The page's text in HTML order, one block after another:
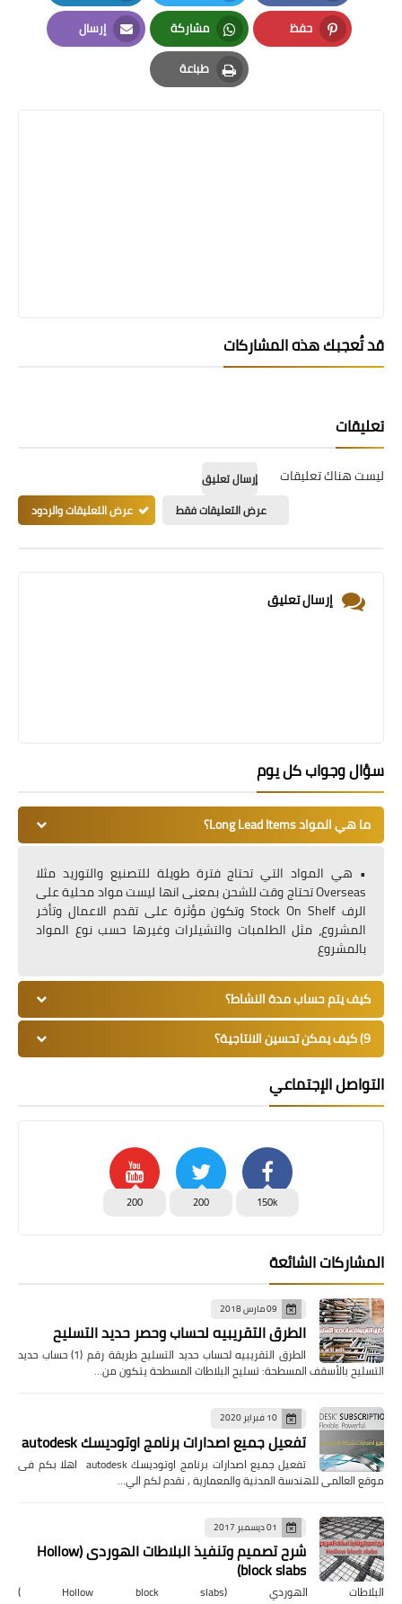
Facebook
Twitter
LinkedIn
حفظ
Pinterest
مشاركة
Whatsapp
إرسال
Email
طباعة
Print
قد تُعجبك هذه المشاركات
تعليقات
ليست هناك تعليقات
إرسال تعليق
عرض التعليقات فقط
عرض التعليقات والردود
إرسال تعليق
سؤال وجواب كل يوم
ما هي المواد Long Lead Items؟
• هي المواد التي تحتاج فترة طويلة للتصنيع والتوريد مثلا
Overseas تحتاج وقت للشحن بمعنى انها ليست مواد محلية على
الرف Stock On Shelf وتكون مؤثرة على تقدم الاعمال وتأخر
المشروع، مثل الطلمبات والتشيلرات وغيرها حسب نوع المواد
بالمشروع
كيف يتم حساب مدة النشاط؟
9) كيف يمكن تحسين الانتاجية؟
التواصل الإجتماعي
150k
200
200
المشاركات الشائعة
09 مارس 2018
الطرق التقريبيه لحساب وحصر حديد التسليح
الطرق التقريبيه لحساب حديد التسليح طريقة رقم (1) حساب حديد
التسليح بالأسقف المسطحة: تسليح البلاطات المسطحة يتكون من…
10 فبراير 2020
تفعيل جميع اصدارات برنامج اوتوديسك autodesk
تفعيل جميع اصدارات برنامج اوتوديسك autodesk اهلا بكم فى
موقع العالمى للهندسة المدنية والمعمارية , نقدم لكم الي…
01 ديسمبر 2017
شرح تصميم وتنفيذ البلاطات الهوردى (Hollow
block slabs)
البلاطات الهوردي (Hollow block slabs )